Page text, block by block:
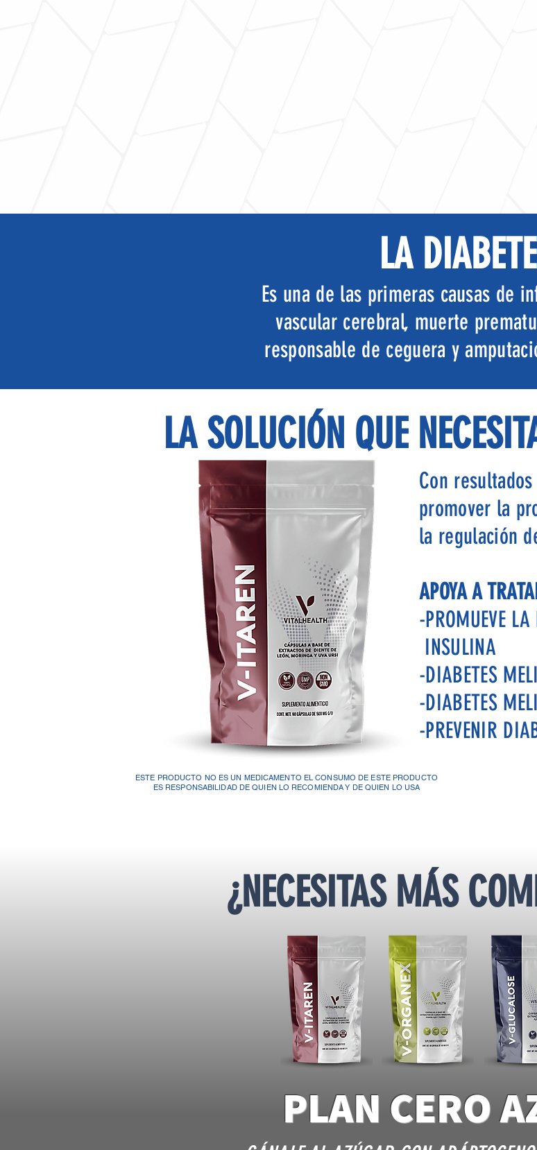
LA
Es una de las primeras causas de
vascular cerebral, muerte
responsable de ceguera y
Con
promover la
la regulación
LA SOLUCIÓN QUE
APOYA A
-PROMUEVE
INSULINA
-DIABETES
-DIABETES
-PREVENIR
ESTE PRODUCTO NO ES UN MEDICAMENTO EL CONSUMO DE ESTE PRODUCTO
ES RESPONSABILIDAD DE QUIEN LO RECOMIENDA Y DE QUIEN LO USA
¿NECESITAS MÁS
PLAN CERO